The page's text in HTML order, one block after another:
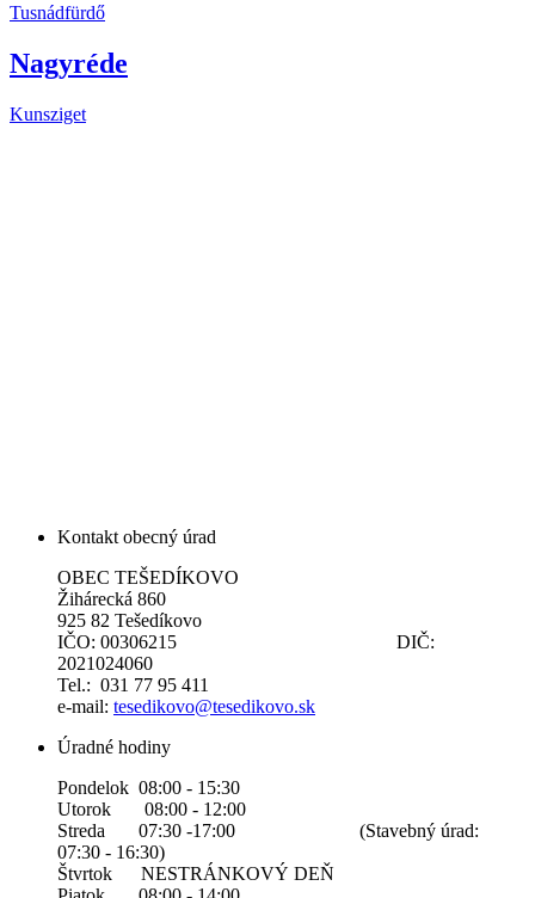
Tusnádfürdő
Nagyréde
Kunsziget
Kontakt obecný úrad
OBEC TEŠEDÍKOVO
Žihárecká 860
925 82 Tešedíkovo
IČO: 00306215 DIČ:
2021024060
Tel.: 031 77 95 411
e-mail: tesedikovo@tesedikovo.sk
Úradné hodiny
Pondelok 08:00 - 15:30
Utorok 08:00 - 12:00
Streda 07:30 -17:00 (Stavebný úrad:
07:30 - 16:30)
Štvrtok NESTRÁNKOVÝ DEŇ